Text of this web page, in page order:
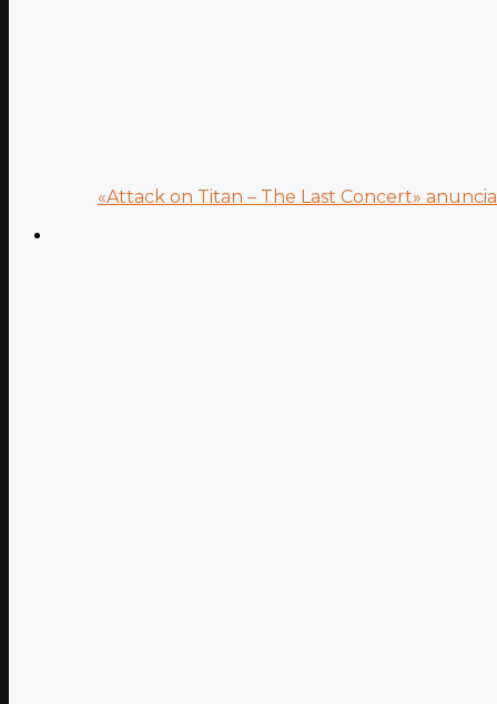
«Attack on Titan – The Last Concert»